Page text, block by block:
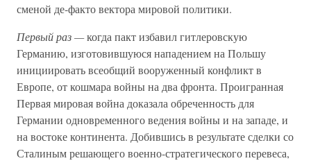
сменой де-факто вектора мировой политики.
Первый раз —когда пакт избавил гитлеровскую
Германию, изготовившуюся нападением на Польшу
инициировать всеобщий вооруженный конфликт в
Европе, от кошмара войны на два фронта. Проигранная
Первая мировая война доказала обреченность для
Германии одновременного ведения войны и на западе, и
на востоке континента. Добившись в результате сделки со
Сталиным решающего военно-стратегического перевеса,